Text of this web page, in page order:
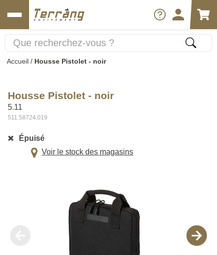
Accueil / Housse Pistolet - noir
Housse Pistolet - noir
5.11
511.58724.019
Épuisé
Voir le stock des magasins